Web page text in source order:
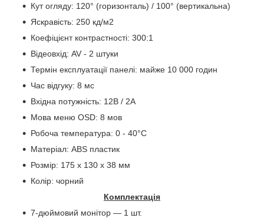
Кут огляду: 120° (горизонталь) / 100° (вертикальна)
Яскравість: 250 кд/м2
Коефіцієнт контрастності: 300:1
Відеовхід: AV - 2 штуки
Термін експлуатації панелі: майже 10 000 годин
Час відгуку: 8 мс
Вхідна потужність: 12В / 2А
Мова меню OSD: 8 мов
Робоча температура: 0 - 40°C
Матеріал: ABS пластик
Розмір: 175 х 130 х 38 мм
Колір: чорний
Комплектація
7-дюймовий монітор — 1 шт.